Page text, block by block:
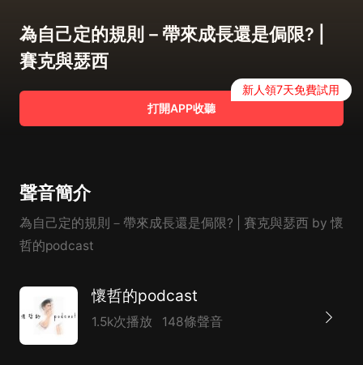
為自己定的規則－帶來成長還是侷限? |
賽克與瑟西
打開APP收聽
新人領7天免費試用
聲音簡介
為自己定的規則－帶來成長還是侷限? | 賽克與瑟西 by 懷
哲的podcast
懷哲的podcast
1.5k次播放 148條聲音